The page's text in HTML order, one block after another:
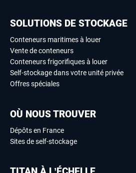
SOLUTIONS DE STOCKAGE
Conteneurs maritimes à louer
Vente de conteneurs
Conteneurs frigorifiques à louer
Self-stockage dans votre unité privée
Offres spéciales
OÙ NOUS TROUVER
Dépôts en France
Sites de self-stockage